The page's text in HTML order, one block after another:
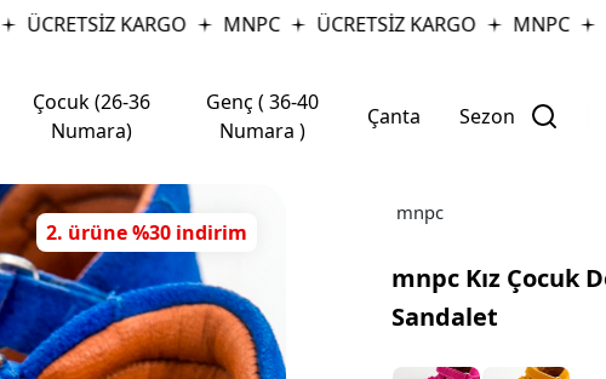
ÜCRETSİZ KARGO MNPC ÜCRETSİZ KARGO MNPC
Çocuk (26-36
Numara)
Genç ( 36-40
Numara )
Çanta Sezon
2. ürüne %30 indirim
mnpc
mnpc Kız Çocuk
Sandalet